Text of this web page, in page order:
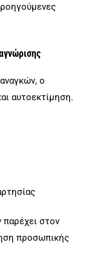
ο
αυτοεκτίμηση.
στον
προσωπικής